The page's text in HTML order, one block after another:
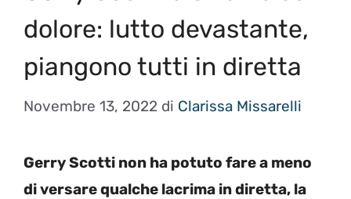
dolore: lutto devastante,
piangono tutti in diretta
Novembre 13, 2022 di Clarissa Missarelli
Gerry Scotti non ha potuto fare a meno
di versare qualche lacrima in diretta, la